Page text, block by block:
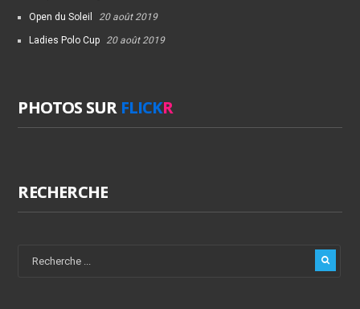
Open du Soleil 20 août 2019
Ladies Polo Cup 20 août 2019
PHOTOS SUR FLICKR
RECHERCHE